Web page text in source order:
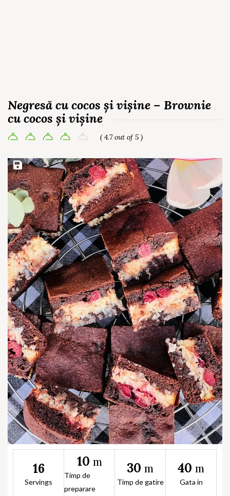
Negresă cu cocos și vișine – Brownie
cu cocos și vișine
( 4.7 out of 5 )
Save Recipe
16
Servings
10 m
Timp de
preparare
30 m
Timp de gatire
40 m
Gata in